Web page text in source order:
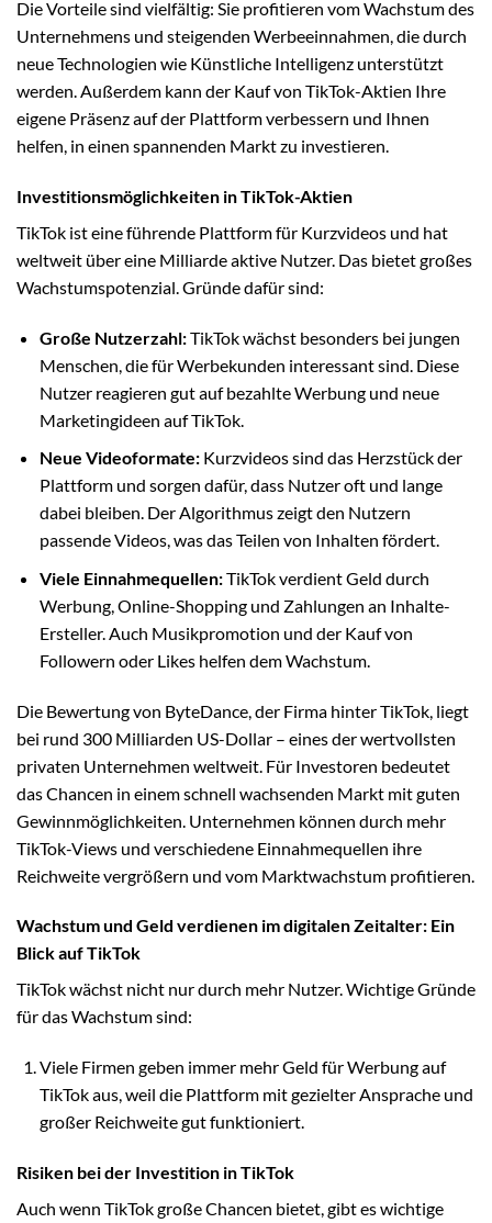
Die Vorteile sind vielfältig: Sie profitieren vom Wachstum des
Unternehmens und steigenden Werbeeinnahmen, die durch
neue Technologien wie Künstliche Intelligenz unterstützt
werden. Außerdem kann der Kauf von TikTok-Aktien Ihre
eigene Präsenz auf der Plattform verbessern und Ihnen
helfen, in einen spannenden Markt zu investieren.
Investitionsmöglichkeiten in TikTok-Aktien
TikTok ist eine führende Plattform für Kurzvideos und hat
weltweit über eine Milliarde aktive Nutzer. Das bietet großes
Wachstumspotenzial. Gründe dafür sind:
Große Nutzerzahl:TikTok wächst besonders bei jungen
Menschen, die für Werbekunden interessant sind. Diese
Nutzer reagieren gut auf bezahlte Werbung und neue
Marketingideen auf TikTok.
Neue Videoformate:Kurzvideos sind das Herzstück der
Plattform und sorgen dafür, dass Nutzer oft und lange
dabei bleiben. Der Algorithmus zeigt den Nutzern
passende Videos, was das Teilen von Inhalten fördert.
Viele Einnahmequellen:TikTok verdient Geld durch
Werbung, Online-Shopping und Zahlungen an Inhalte-
Ersteller. Auch Musikpromotion und der Kauf von
Followern oder Likes helfen dem Wachstum.
Die Bewertung von ByteDance, der Firma hinter TikTok, liegt
bei rund 300 Milliarden US-Dollar – eines der wertvollsten
privaten Unternehmen weltweit. Für Investoren bedeutet
das Chancen in einem schnell wachsenden Markt mit guten
Gewinnmöglichkeiten. Unternehmen können durch mehr
TikTok-Views und verschiedene Einnahmequellen ihre
Reichweite vergrößern und vom Marktwachstum profitieren.
Wachstum und Geld verdienen im digitalen Zeitalter: Ein
Blick auf TikTok
TikTok wächst nicht nur durch mehr Nutzer. Wichtige Gründe
für das Wachstum sind:
Viele Firmen geben immer mehr Geld für Werbung auf
TikTok aus, weil die Plattform mit gezielter Ansprache und
großer Reichweite gut funktioniert.
Risiken bei der Investition in TikTok
Auch wenn TikTok große Chancen bietet, gibt es wichtige